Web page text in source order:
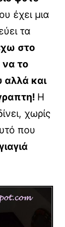
έχει μια
τα
στο
να το
αλλά και
Η
χωρίς
που